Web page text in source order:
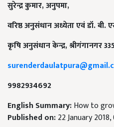
सुरेन्द्र कुमार,अनुपमा,
वरिष्ठ अनुसंधान अध्येता एवं डॉ. बी.
कृषि अनुसंधान केन्द्र,श्रीगंगानगर
9982934692
English Summary:How to
Published on:22 January 2018,